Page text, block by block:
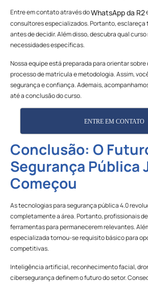
Entre em contato através doWhatsApp da R2
consultores especializados. Portanto, esclareça
antes de decidir. Além disso, descubra qual
necessidades específicas.
Nossa equipe está preparada para orientar
processo de matrícula e metodologia. Assim,
segurança e confiança. Ademais,
até a conclusão do curso.
ENTRE EM CONTATO
Conclusão: O
Segurança Pública
Começou
As tecnologias para segurança pública 4.0
completamente a área. Portanto, profissionais
ferramentas para permanecerem relevantes.
especializada tornou-se requisito básico para
competitivas.
Inteligência artificial, reconhecimento facial,
cibersegurança definem o futuro do setor.